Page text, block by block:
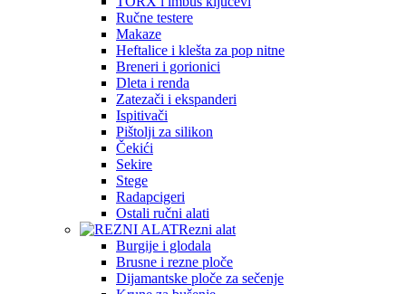
Ručne testere
Makaze
Heftalice i klešta za pop nitne
Breneri i gorionici
Dleta i renda
Zatezači i ekspanderi
Ispitivači
Pištolji za silikon
Čekići
Sekire
Stege
Radapcigeri
Ostali ručni alati
Rezni alat
Burgije i glodala
Brusne i rezne ploče
Dijamantske ploče za sečenje